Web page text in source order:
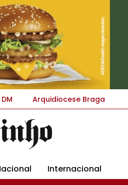
Arquidiocese Braga
Internacional